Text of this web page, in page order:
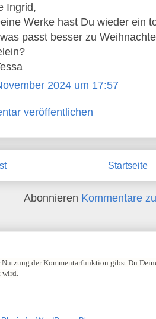
Ingrid,
Werke hast Du wieder ein
passt besser zu
2024 um 17:57
veröffentlichen
Startseite
Abonnieren Kommentare
der Kommentarfunktion gibst Du